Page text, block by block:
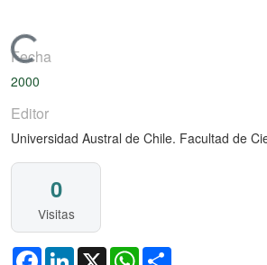
Cargando...
Fecha
2000
Editor
Universidad Austral de Chile. Facultad de
0
Visitas
FacebookLinkedIn
X WhatsApp